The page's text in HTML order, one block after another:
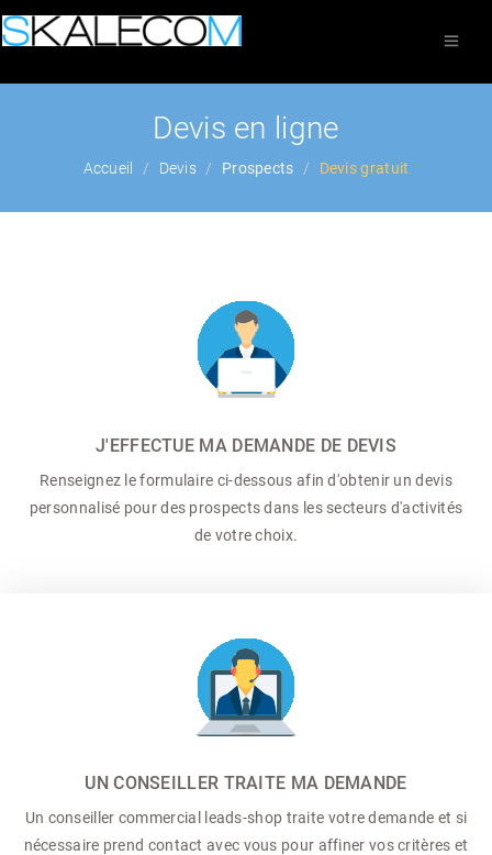
Devis en ligne
Accueil Devis Prospects Devis gratuit
J'EFFECTUE MA DEMANDE DE DEVIS
Renseignez le formulaire ci-dessous afin d'obtenir un devis
personnalisé pour des prospects dans les secteurs d'activités
de votre choix.
UN CONSEILLER TRAITE MA DEMANDE
Un conseiller commercial
leads-shop traite votre demande et si
nécessaire prend contact avec vous pour affiner vos critères et